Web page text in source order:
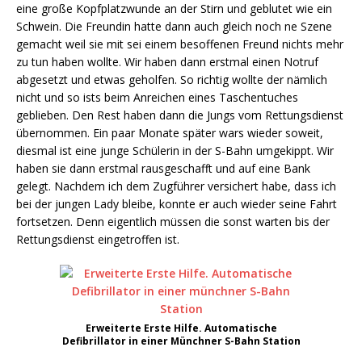
eine große Kopfplatzwunde an der Stirn und geblutet wie ein
Schwein. Die Freundin hatte dann auch gleich noch ne Szene
gemacht weil sie mit sei einem besoffenen Freund nichts mehr
zu tun haben wollte. Wir haben dann erstmal einen Notruf
abgesetzt und etwas geholfen. So richtig wollte der nämlich
nicht und so ists beim Anreichen eines Taschentuches
geblieben. Den Rest haben dann die Jungs vom Rettungsdienst
übernommen. Ein paar Monate später wars wieder soweit,
diesmal ist eine junge Schülerin in der S-Bahn umgekippt. Wir
haben sie dann erstmal rausgeschafft und auf eine Bank
gelegt. Nachdem ich dem Zugführer versichert habe, dass ich
bei der jungen Lady bleibe, konnte er auch wieder seine Fahrt
fortsetzen. Denn eigentlich müssen die sonst warten bis der
Rettungsdienst eingetroffen ist.
Erweiterte Erste Hilfe. Automatische
Defibrillator in einer Münchner S-Bahn Station